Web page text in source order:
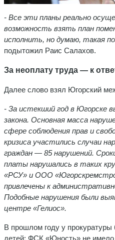
- Все эти планы реально
возможность взять план
исполнить, но думаю, такая
подытожил Раис Салахов.
За неоплату труда — к
Далее слово взял Югорский
- За истекший год в Югорске
закона. Основная масса
сфере соблюдения прав и
кризиса участились случаи
граждан — 85 нарушений.
платы нарушались в таких
«РСУ» и ООО
привлечены к
Подобные нарушения были
центре «Гелиос».
В прошлом году у
детей: ФСК «Юность» не